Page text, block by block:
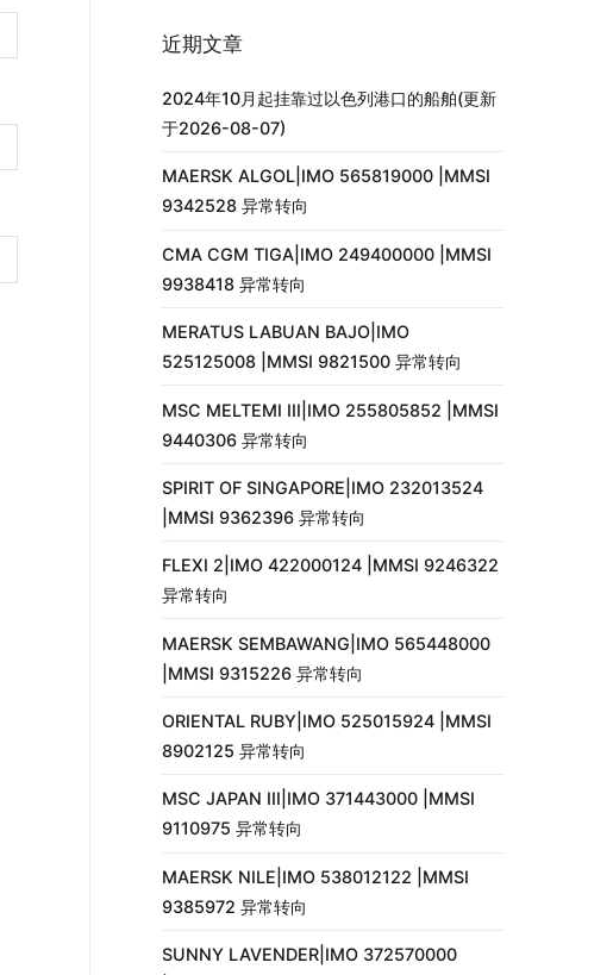
近期文章
2024年10月起挂靠过以色列港口的船舶(更新
于2026-08-07)
MAERSK ALGOL|IMO 565819000 |MMSI
9342528 异常转向
CMA CGM TIGA|IMO 249400000 |MMSI
9938418 异常转向
MERATUS LABUAN BAJO|IMO
525125008 |MMSI 9821500 异常转向
MSC MELTEMI III|IMO 255805852 |MMSI
9440306 异常转向
SPIRIT OF SINGAPORE|IMO 232013524
|MMSI 9362396 异常转向
FLEXI 2|IMO 422000124 |MMSI 9246322
异常转向
MAERSK SEMBAWANG|IMO 565448000
|MMSI 9315226 异常转向
ORIENTAL RUBY|IMO 525015924 |MMSI
8902125 异常转向
MSC JAPAN III|IMO 371443000 |MMSI
9110975 异常转向
MAERSK NILE|IMO 538012122 |MMSI
9385972 异常转向
SUNNY LAVENDER|IMO 372570000